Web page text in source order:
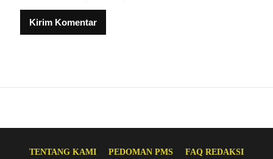
TENTANG KAMI PEDOMAN PMS FAQ REDAKSI